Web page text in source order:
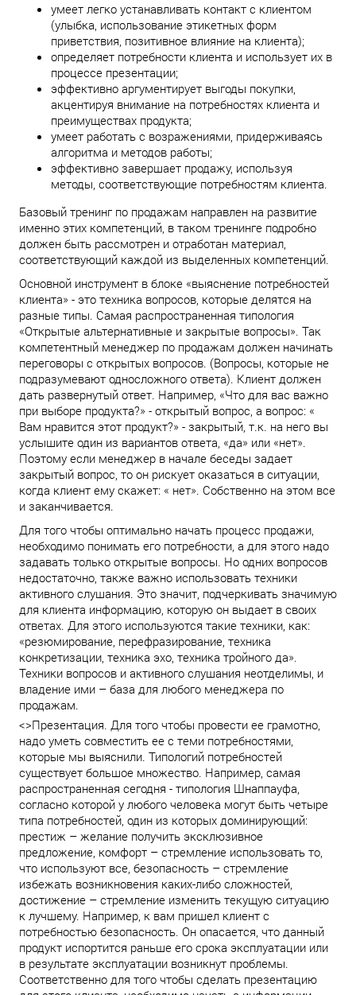
умеет легко устанавливать контакт с клиентом
(улыбка, использование этикетных форм
приветствия, позитивное влияние на клиента);
определяет потребности клиента и использует их в
процессе презентации;
эффективно аргументирует выгоды покупки,
акцентируя внимание на потребностях клиента и
преимуществах продукта;
умеет работать с возражениями, придерживаясь
алгоритма и методов работы;
эффективно завершает продажу, используя
методы, соответствующие потребностям клиента.
Базовый тренинг по продажам направлен на развитие
именно этих компетенций, в таком тренинге подробно
должен быть рассмотрен и отработан материал,
соответствующий каждой из выделенных компетенций.
Основной инструмент в блоке «выяснение потребностей
клиента» - это техника вопросов, которые делятся на
разные типы. Самая распространенная типология
«Открытые альтернативные и закрытые вопросы». Так
компетентный менеджер по продажам должен начинать
переговоры с открытых вопросов. (Вопросы, которые не
подразумевают односложного ответа). Клиент должен
дать развернутый ответ. Например, «Что для вас важно
при выборе продукта?» - открытый вопрос, а вопрос: «
Вам нравится этот продукт?» - закрытый, т.к. на него вы
услышите один из вариантов ответа, «да» или «нет».
Поэтому если менеджер в начале беседы задает
закрытый вопрос, то он рискует оказаться в ситуации,
когда клиент ему скажет: « нет». Собственно на этом все
и заканчивается.
Для того чтобы оптимально начать процесс продажи,
необходимо понимать его потребности, а для этого надо
задавать только открытые вопросы. Но одних вопросов
недостаточно, также важно использовать техники
активного слушания. Это значит, подчеркивать значимую
для клиента информацию, которую он выдает в своих
ответах. Для этого используются такие техники, как:
«резюмирование, перефразирование, техника
конкретизации, техника эхо, техника тройного да».
Техники вопросов и активного слушания неотделимы, и
владение ими – база для любого менеджера по
продажам.
<>Презентация. Для того чтобы провести ее грамотно,
надо уметь совместить ее с теми потребностями,
которые мы выяснили. Типологий потребностей
существует большое множество. Например, самая
распространенная сегодня - типология Шнаппауфа,
согласно которой у любого человека могут быть четыре
типа потребностей, один из которых доминирующий:
престиж – желание получить эксклюзивное
предложение, комфорт – стремление использовать то,
что используют все, безопасность – стремление
избежать возникновения каких-либо сложностей,
достижение – стремление изменить текущую ситуацию
к лучшему. Например, к вам пришел клиент с
потребностью безопасность. Он опасается, что данный
продукт испортится раньше его срока эксплуатации или
в результате эксплуатации возникнут проблемы.
Соответственно для того чтобы сделать презентацию